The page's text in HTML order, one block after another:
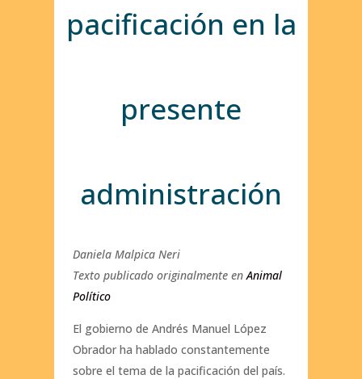
pacificación en la
presente
administración
Daniela Malpica Neri
Texto publicado originalmente enAnimal
Político
El gobierno de Andrés Manuel López
Obrador ha hablado constantemente
sobre el tema de la pacificación del país.